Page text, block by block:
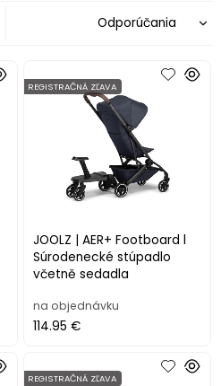
JOOLZ | AER+ Footboard l
Súrodenecké stúpadlo
včetně sedadla
REGISTRAČNÁ ZĽAVA
na objednávku
114.95 €
REGISTRAČNÁ ZĽAVA